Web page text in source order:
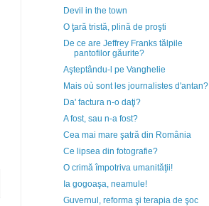
Devil in the town
O ţară tristă, plină de proşti
De ce are Jeffrey Franks tălpile
pantofilor găurite?
Aşteptându-l pe Vanghelie
Mais où sont les journalistes d'antan?
Da' factura n-o daţi?
A fost, sau n-a fost?
Cea mai mare şatră din România
Ce lipsea din fotografie?
O crimă împotriva umanităţii!
Ia gogoaşa, neamule!
Guvernul, reforma şi terapia de şoc